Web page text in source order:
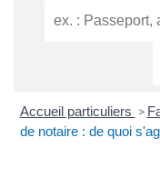
Accueil particuliers >
de notaire : de quoi